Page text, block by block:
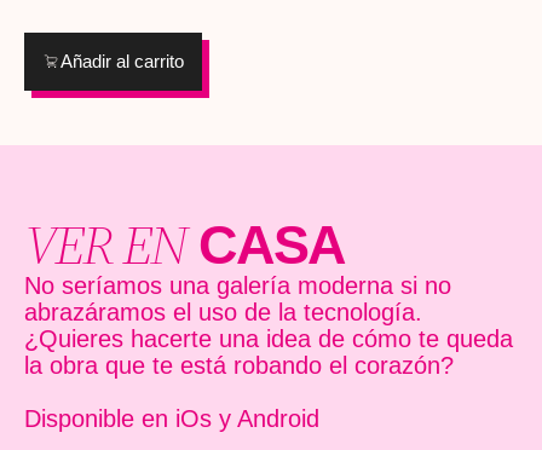
Añadir al carrito
VER ENCASA
No seríamos una galería moderna si no
abrazáramos el uso de la tecnología.
¿Quieres hacerte una idea de cómo te queda
la obra que te está robando el corazón?
Disponible en iOs y Android